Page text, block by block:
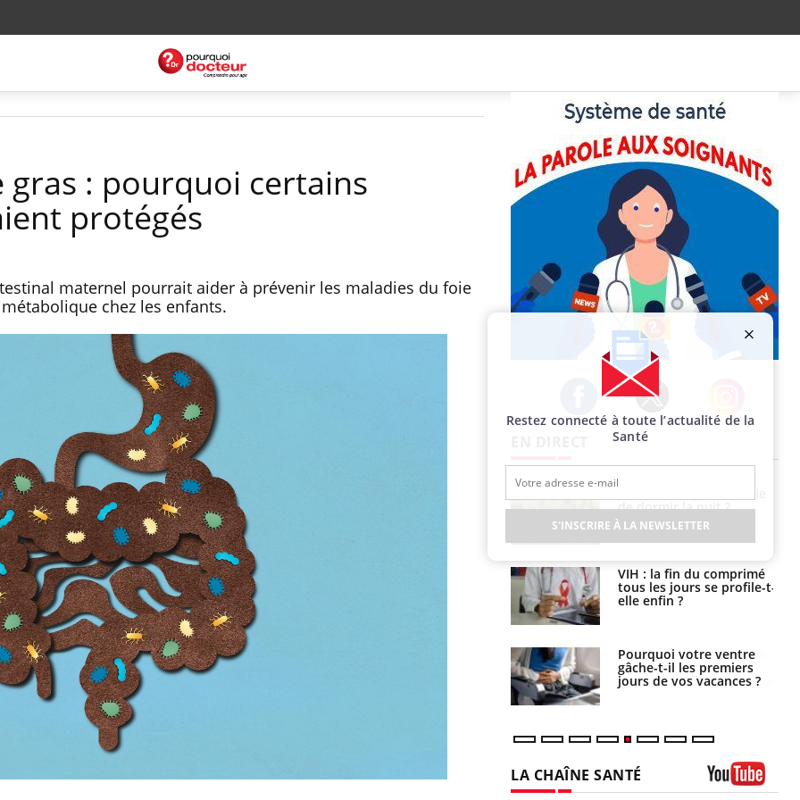
gras : pourquoi certains
protégés
maternel pourrait aider à prévenir les maladies du foie
chez les enfants.
Facebook Twitter Instagram
Chikungunya, dengue,
West Nile : que se passe-
t-il dans le sud de la
France ?
Les médicaments GLP-1
protègent-ils aussi les os
?
Cytomégalovirus : ce qui
change dans la prise en
charge des femmes
enceintes
pourquoi le risque de
noyade grimpe-t-il ?
Le Viagra pourrait-il
freiner la propagation du
cancer ?
Pourquoi manger moins
de protéines pourrait
finalement être bénéfique
LA CHAÎNE SANTÉ
Restez connecté à toute l’actualité de la
Santé
S'INSCRIRE À LA NEWSLETTER